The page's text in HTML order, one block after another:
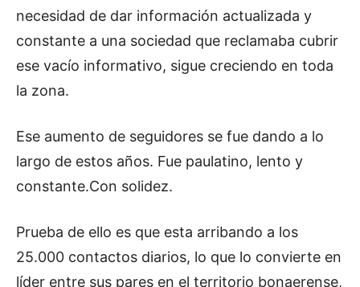
necesidad de dar información actualizada y
constante a una sociedad que reclamaba cubrir
ese vacío informativo, sigue creciendo en toda
la zona.
Ese aumento de seguidores se fue dando a lo
largo de estos años. Fue paulatino, lento y
constante.Con solidez.
Prueba de ello es que esta arribando a los
25.000 contactos diarios, lo que lo convierte en
líder entre sus pares en el territorio bonaerense,